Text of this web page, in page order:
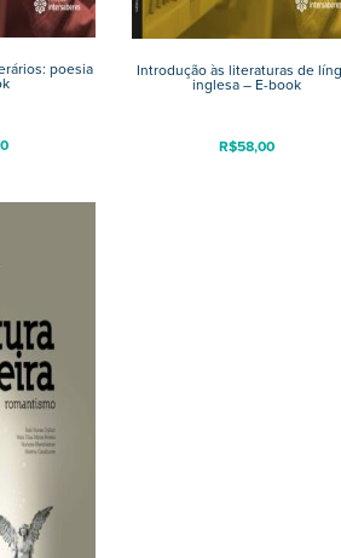
Introdução às literaturas de
inglesa – E-book
R$58,00
poesia